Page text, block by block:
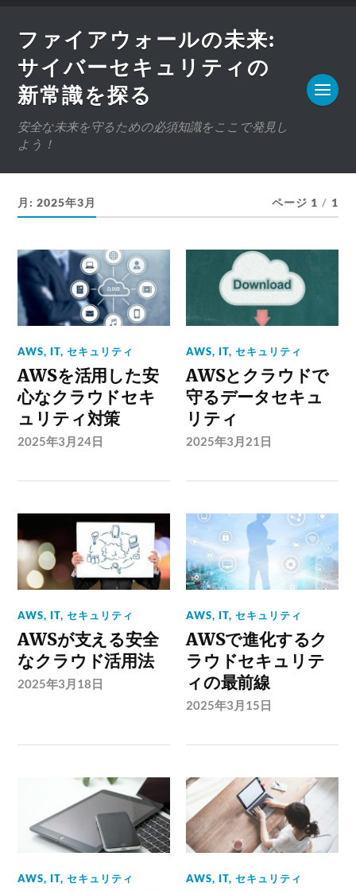
ファイアウォールの未来:
サイバーセキュリティの
新常識を探る
安全な未来を守るための必須知識をここで発見し
よう！
月:2025年3月 ページ 1 / 1
AWS, IT,セキュリティ
AWSを活用した安
心なクラウドセキ
ュリティ対策
2025年3月24日
AWS, IT,セキュリティ
AWSとクラウドで
守るデータセキュ
リティ
2025年3月21日
AWS, IT,セキュリティ
AWSが支える安全
なクラウド活用法
2025年3月18日
AWS, IT,セキュリティ
AWSで進化するク
ラウドセキュリテ
ィの最前線
2025年3月15日
AWS, IT,セキュリティ AWS, IT,セキュリティ